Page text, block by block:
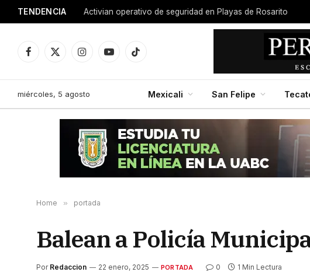
TENDENCIA Activian operativo de seguridad en Playas de Rosarito
Facebook
X
InstagramYouTubeTikTok
miércoles, 5 agosto Mexicali San Felipe
Home » portada
Balean a Policía
Por Redaccion 22 enero, 2025 PORTADA 0 1 Min Lectura